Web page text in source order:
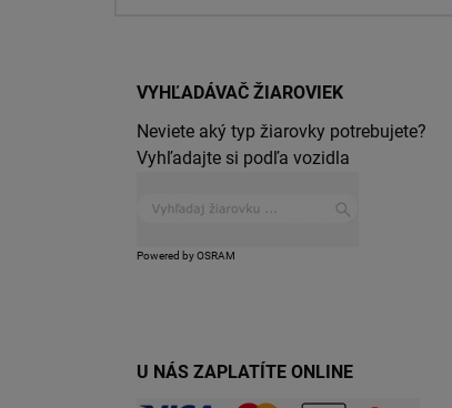
VYHĽADÁVAČ ŽIAROVIEK
Neviete aký typ žiarovky potrebujete?
Vyhľadajte si podľa vozidla
Powered by OSRAM
U NÁS ZAPLATÍTE ONLINE